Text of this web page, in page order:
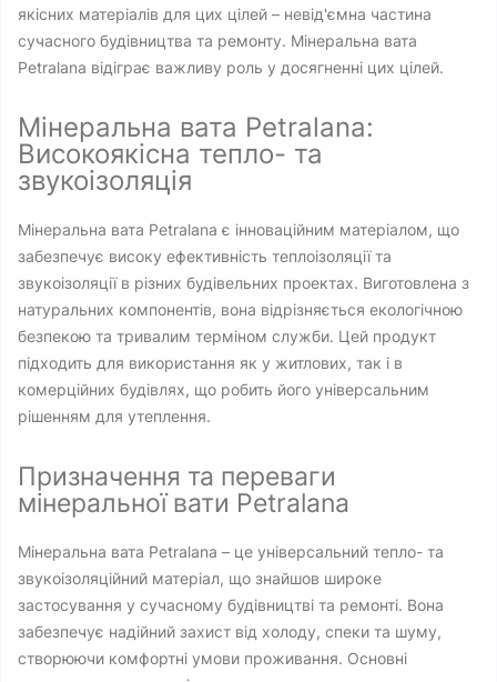
якісних матеріалів для цих цілей – невід'ємна частина
сучасного будівництва та ремонту. Мінеральна вата
Petralana відіграє важливу роль у досягненні цих цілей.
Мінеральна вата Petralana:
Високоякісна тепло- та
звукоізоляція
Мінеральна вата Petralana є інноваційним матеріалом, що
забезпечує високу ефективність теплоізоляції та
звукоізоляції в різних будівельних проектах. Виготовлена з
натуральних компонентів, вона відрізняється екологічною
безпекою та тривалим терміном служби. Цей продукт
підходить для використання як у житлових, так і в
комерційних будівлях, що робить його універсальним
рішенням для утеплення.
Призначення та переваги
мінеральної вати Petralana
Мінеральна вата Petralana – це універсальний тепло- та
звукоізоляційний матеріал, що знайшов широке
застосування у сучасному будівництві та ремонті. Вона
забезпечує надійний захист від холоду, спеки та шуму,
створюючи комфортні умови проживання. Основні